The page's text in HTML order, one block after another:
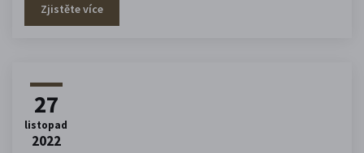
Zjistěte více
27
listopad
2022